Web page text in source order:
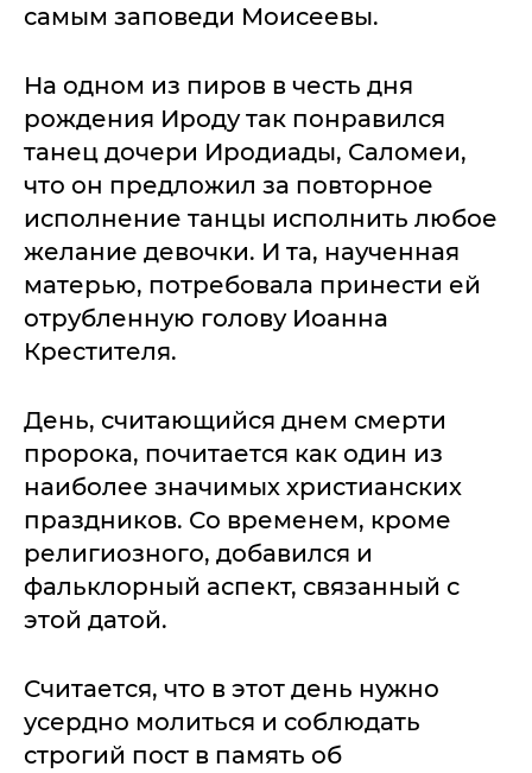
самым заповеди Моисеевы.
На одном из пиров в честь дня
рождения Ироду так понравился
танец дочери Иродиады, Саломеи,
что он предложил за повторное
исполнение танцы исполнить любое
желание девочки. И та, наученная
матерью, потребовала принести ей
отрубленную голову Иоанна
Крестителя.
День, считающийся днем смерти
пророка, почитается как один из
наиболее значимых христианских
праздников. Со временем, кроме
религиозного, добавился и
фальклорный аспект, связанный с
этой датой.
Считается, что в этот день нужно
усердно молиться и соблюдать
строгий пост в память об